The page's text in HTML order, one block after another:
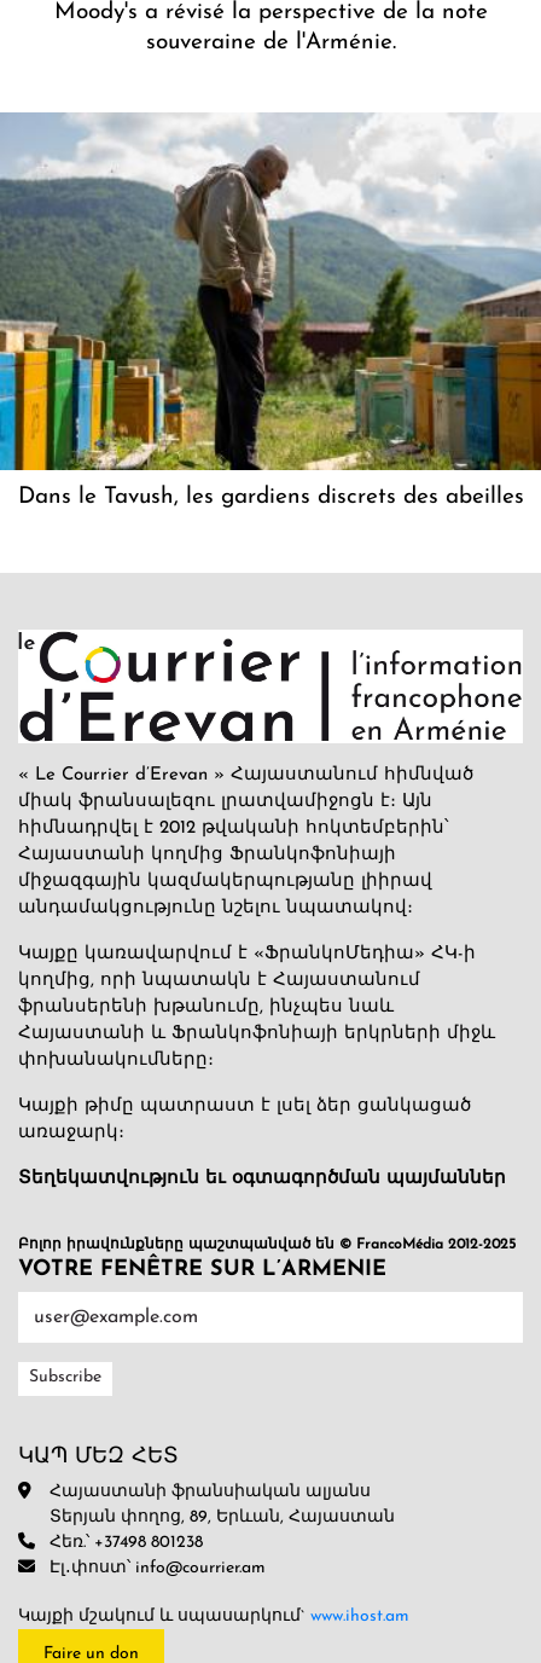
Moody's a révisé la perspective de la note
souveraine de l'Arménie.
Dans le Tavush, les gardiens discrets des abeilles
« Le Courrier d’Erevan » Հայաստանում հիմնված
միակ ֆրանսալեզու լրատվամիջոցն է։ Այն
հիմնադրվել է 2012 թվականի հոկտեմբերին՝
Հայաստանի կողմից Ֆրանկոֆոնիայի
միջազգային կազմակերպությանը լիիրավ
անդամակցությունը նշելու նպատակով։
Կայքը կառավարվում է «ՖրանկոՄեդիա» ՀԿ-ի
կողմից, որի նպատակն է Հայաստանում
ֆրանսերենի խթանումը, ինչպես նաև
Հայաստանի և Ֆրանկոֆոնիայի երկրների միջև
փոխանակումները։
Կայքի թիմը պատրաստ է լսել ձեր ցանկացած
առաջարկ։
Տեղեկատվություն եւ օգտագործման պայմաններ
Բոլոր իրավունքները պաշտպանված են © FrancoMédia 2012-2025
VOTRE FENÊTRE SUR L’ARMENIE
ԿԱՊ ՄԵԶ ՀԵՏ
Հայաստանի ֆրանսիական ալյանս
Տերյան փողոց, 89, Երևան, Հայաստան
Հեռ.՝ +37498 801238
Էլ․փոստ՝ info@courrier.am
Կայքի մշակում և սպասարկում` www.ihost.am
Faire un don